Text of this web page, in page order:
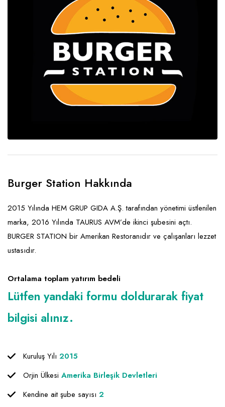
Burger Station Hakkında
2015 Yılında HEM GRUP GIDA A.Ş. tarafından yönetimi üstlenilen
marka, 2016 Yılında TAURUS AVM’de ikinci şubesini açtı.
BURGER STATION bir Amerikan Restoranıdır ve çalışanları lezzet
ustasıdır.
Ortalama toplam yatırım bedeli
Lütfen yandaki formu doldurarak fiyat
bilgisi alınız.
Kuruluş Yılı 2015
Orjin Ülkesi Amerika Birleşik Devletleri
Kendine ait şube sayısı 2